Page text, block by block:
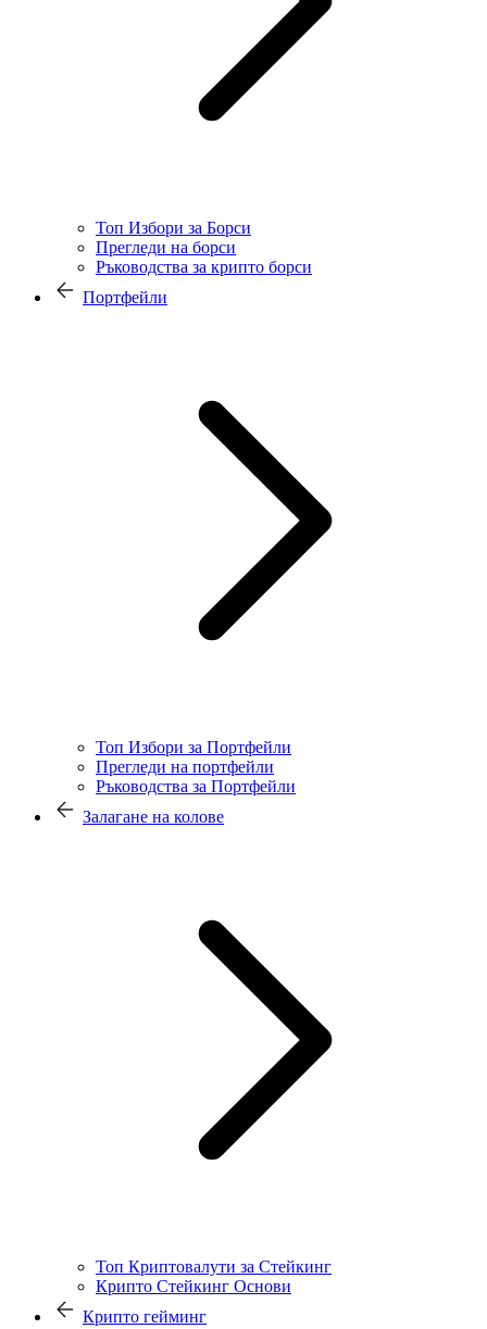
Топ Избори за Борси
Прегледи на борси
Ръководства за крипто борси
Портфейли
Топ Избори за Портфейли
Прегледи на портфейли
Ръководства за Портфейли
Залагане на колове
Топ Криптовалути за Стейкинг
Крипто Стейкинг Основи
Крипто гейминг